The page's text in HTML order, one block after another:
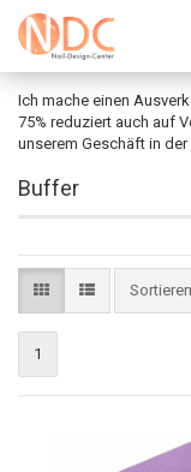
Ich mache einen
75% reduziert auch auf
unserem Geschäft in der
Buffer
1